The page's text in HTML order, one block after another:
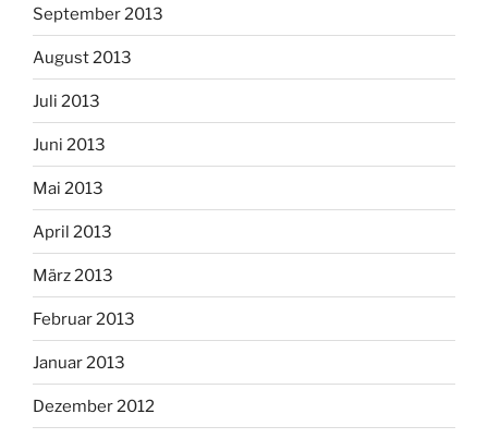
September 2013
August 2013
Juli 2013
Juni 2013
Mai 2013
April 2013
März 2013
Februar 2013
Januar 2013
Dezember 2012